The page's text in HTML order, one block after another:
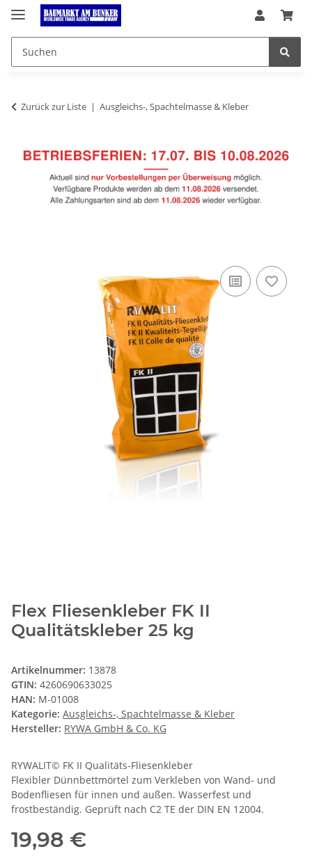
Zurück zur Liste Ausgleichs-, Spachtelmasse & Kleber
Flex Fliesenkleber FK II
Qualitätskleber 25 kg
Artikelnummer: 13878
GTIN: 4260690633025
HAN: M-01008
Kategorie: Ausgleichs-, Spachtelmasse & Kleber
Hersteller: RYWA GmbH & Co. KG
RYWALIT© FK II Qualitäts-Fliesenkleber
Flexibler Dünnbettmörtel zum Verkleben von Wand- und
Bodenfliesen für innen und außen. Wasserfest und
frostbeständig. Geprüft nach C2 TE der DIN EN 12004.
19,98 €